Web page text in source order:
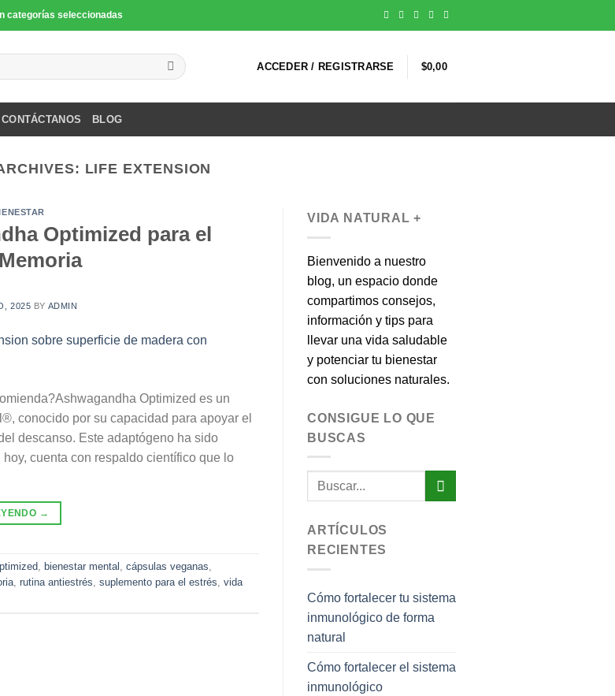
categorías seleccionadas
ACCEDER / REGISTRARSE $0,00
CONTÁCTANOS BLOG
LIFE EXTENSION
Optimized para el
2025 BY ADMIN
Optimized es un
conocido por su capacidad para apoyar el
descanso. Este adaptógeno ha sido
cuenta con respaldo científico que lo
→
, bienestar mental , cápsulas veganas,
, rutina antiestrés, suplemento para el estrés, vida
VIDA NATURAL +
Bienvenido a nuestro
blog, un espacio donde
compartimos consejos,
información y tips para
llevar una vida saludable
y potenciar tu bienestar
con soluciones naturales.
CONSIGUE LO QUE
BUSCAS
ARTÍCULOS
RECIENTES
Cómo fortalecer tu sistema
inmunológico de forma
natural
Cómo fortalecer el sistema
inmunológico